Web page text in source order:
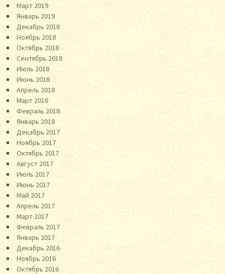
Март 2019
Январь 2019
Декабрь 2018
Ноябрь 2018
Октябрь 2018
Сентябрь 2018
Июль 2018
Июнь 2018
Апрель 2018
Март 2018
Февраль 2018
Январь 2018
Декабрь 2017
Ноябрь 2017
Октябрь 2017
Август 2017
Июль 2017
Июнь 2017
Май 2017
Апрель 2017
Март 2017
Февраль 2017
Январь 2017
Декабрь 2016
Ноябрь 2016
Октябрь 2016